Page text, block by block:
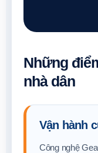
Những
nhà dân
Vận hành
Công nghệ